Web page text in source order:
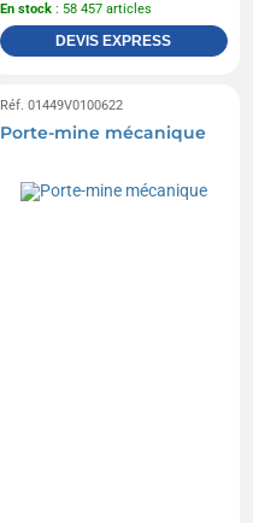
En stock : 58 457 articles
DEVIS EXPRESS
Réf. 01449V0100622
Porte-mine mécanique